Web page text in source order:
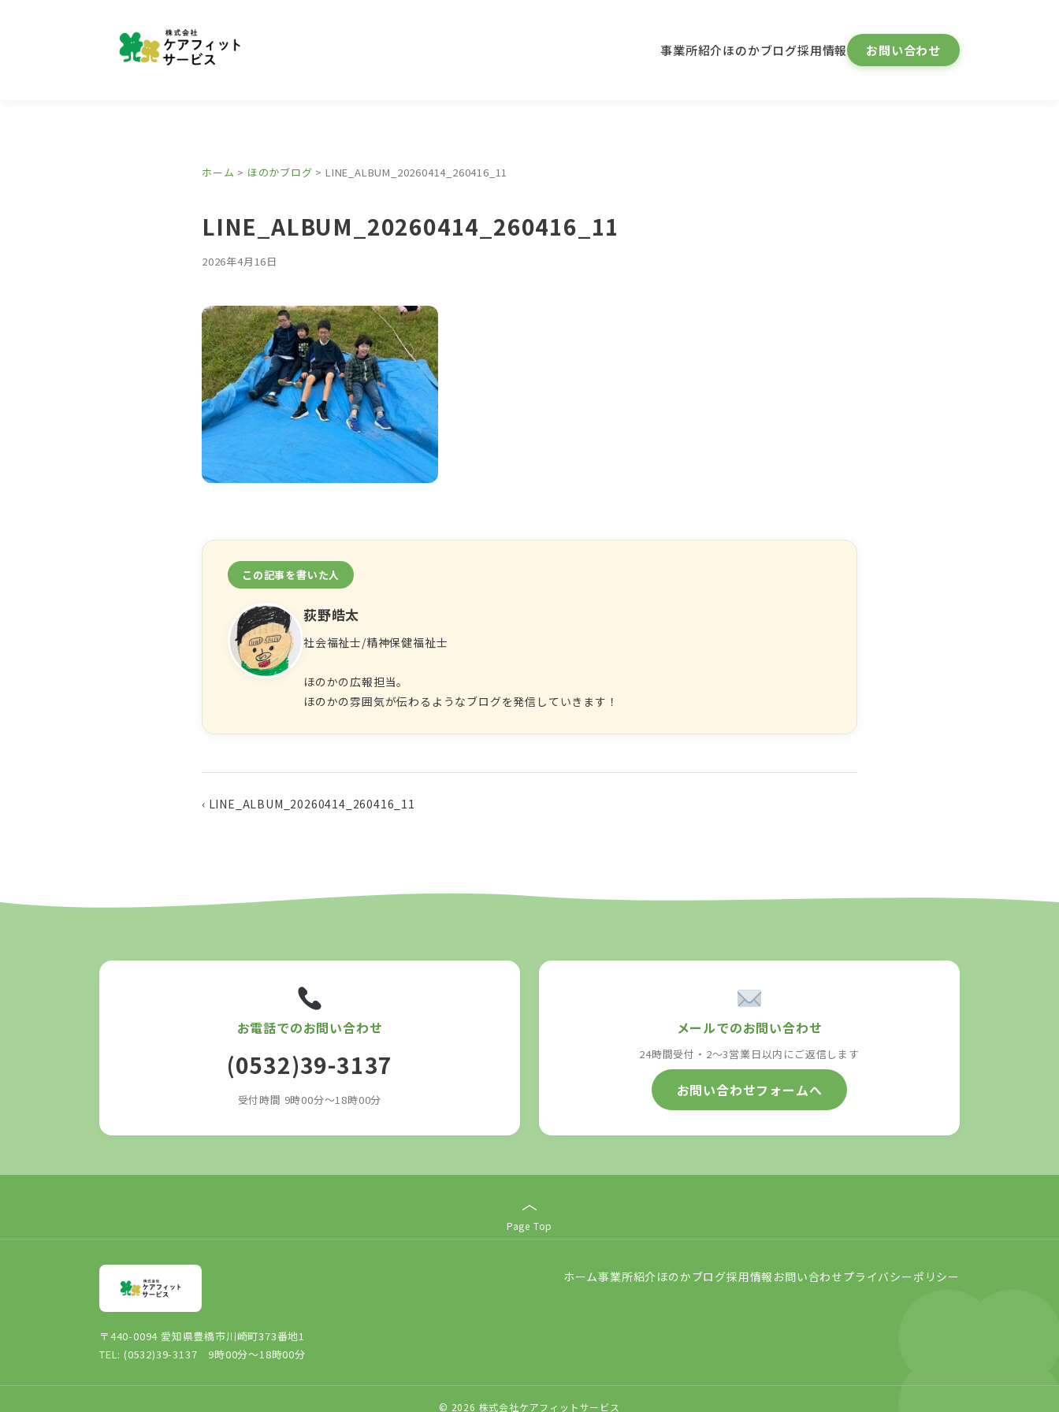
事業所紹介ほのかブログ採用情報 お問い合わせ
ホーム > ほのかブログ >LINE_ALBUM_20260414_260416_11
LINE_ALBUM_20260414_260416_11
2026年4月16日
この記事を書いた人
荻野皓太
社会福祉士/精神保健福祉士
ほのかの広報担当。
ほのかの雰囲気が伝わるようなブログを発信していきます！
‹ LINE_ALBUM_20260414_260416_11
お電話でのお問い合わせ
(0532)39-3137
受付時間 9時00分～18時00分
メールでのお問い合わせ
24時間受付・2〜3営業日以内にご返信します
お問い合わせフォームへ
︿
Page Top
〒440-0094 愛知県豊橋市川崎町373番地1
TEL: (0532)39-3137 9時00分～18時00分
ホーム事業所紹介ほのかブログ採用情報 お問い合わせプライバシーポリシー
© 2026 株式会社ケアフィットサービス